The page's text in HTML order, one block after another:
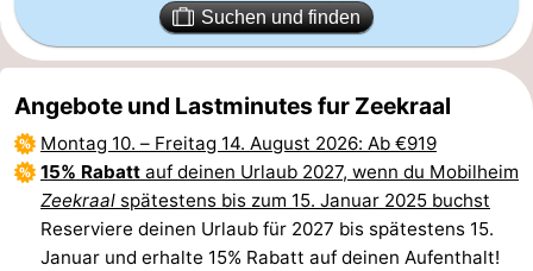
Duin
Katwijk
-
Den
Haag
-
Rotterdam
-
Rockanje
Zeeland
Suchen und finden
Angebote und Lastminutes fur Zeekraal
Montag 10. – Freitag 14. August 2026: Ab €919
15% Rabatt auf deinen Urlaub 2027, wenn du Mobilheim
Zeekraal spätestens bis zum 15. Januar 2025 buchst
Reserviere deinen Urlaub für 2027 bis spätestens 15.
Januar und erhalte 15% Rabatt auf deinen Aufenthalt!